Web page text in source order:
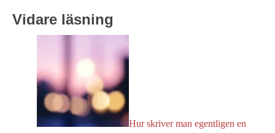
Vidare läsning
Hur skriver man egentligen en